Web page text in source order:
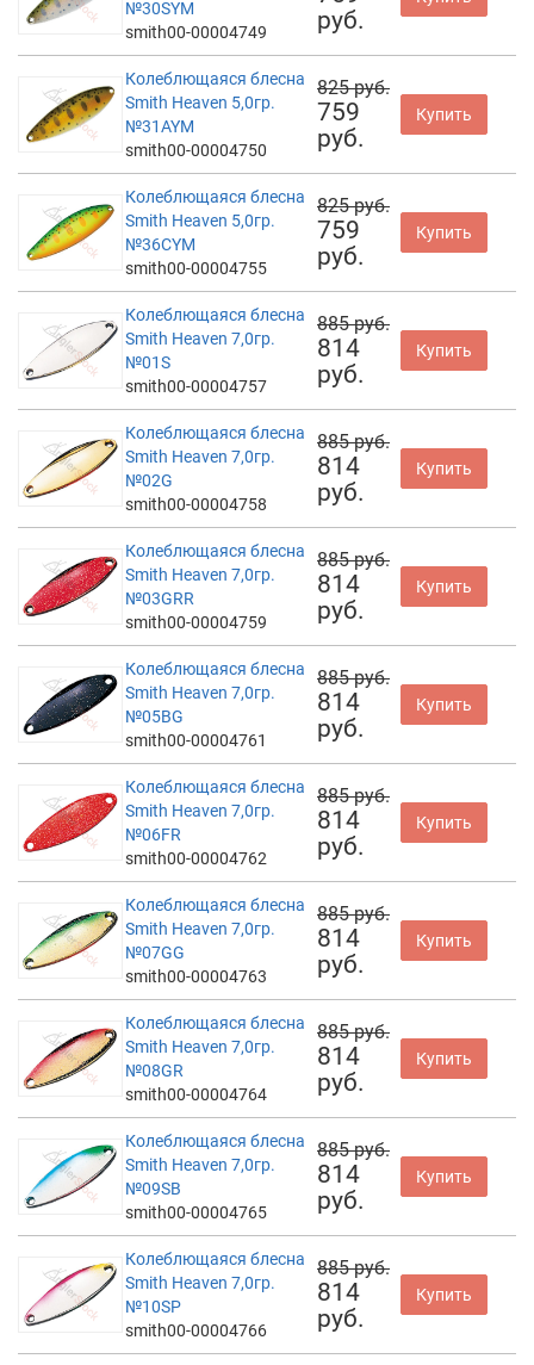
№30SYM
smith00-00004749
руб.
Колеблющаяся блесна
Smith Heaven 5,0гр.
№31AYM
smith00-00004750
825 руб.
759
руб.
Купить
Колеблющаяся блесна
Smith Heaven 5,0гр.
№36CYM
smith00-00004755
825 руб.
759
руб.
Купить
Колеблющаяся блесна
Smith Heaven 7,0гр.
№01S
smith00-00004757
885 руб.
814
руб.
Купить
Колеблющаяся блесна
Smith Heaven 7,0гр.
№02G
smith00-00004758
885 руб.
814
руб.
Купить
Колеблющаяся блесна
Smith Heaven 7,0гр.
№03GRR
smith00-00004759
885 руб.
814
руб.
Купить
Колеблющаяся блесна
Smith Heaven 7,0гр.
№05BG
smith00-00004761
885 руб.
814
руб.
Купить
Колеблющаяся блесна
Smith Heaven 7,0гр.
№06FR
smith00-00004762
885 руб.
814
руб.
Купить
Колеблющаяся блесна
Smith Heaven 7,0гр.
№07GG
smith00-00004763
885 руб.
814
руб.
Купить
Колеблющаяся блесна
Smith Heaven 7,0гр.
№08GR
smith00-00004764
885 руб.
814
руб.
Купить
Колеблющаяся блесна
Smith Heaven 7,0гр.
№09SB
smith00-00004765
885 руб.
814
руб.
Купить
Колеблющаяся блесна
Smith Heaven 7,0гр.
№10SP
smith00-00004766
885 руб.
814
руб.
Купить